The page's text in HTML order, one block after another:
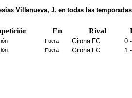
Villanueva, J. en todas las
En Rival
Fuera Girona FC 0
Fuera Girona FC 1